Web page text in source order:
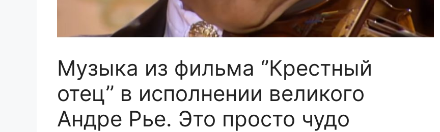
Музыка из фильма ‘’Крестный
отец’’ в исполнении великого
Андре Рье. Это просто чудо